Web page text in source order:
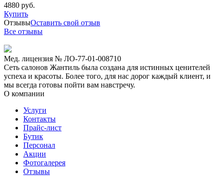
4880 руб.
Купить
ОтзывыОставить свой отзыв
Все отзывы
Мед. лицензия № ЛО-77-01-008710
Сеть салонов Жантиль была создана для истинных ценителей
успеха и красоты. Более того, для нас дорог каждый клиент, и
мы всегда готовы пойти вам навстречу.
О компании
Услуги
Контакты
Прайс-лист
Бутик
Персонал
Акции
Фотогалерея
Отзывы